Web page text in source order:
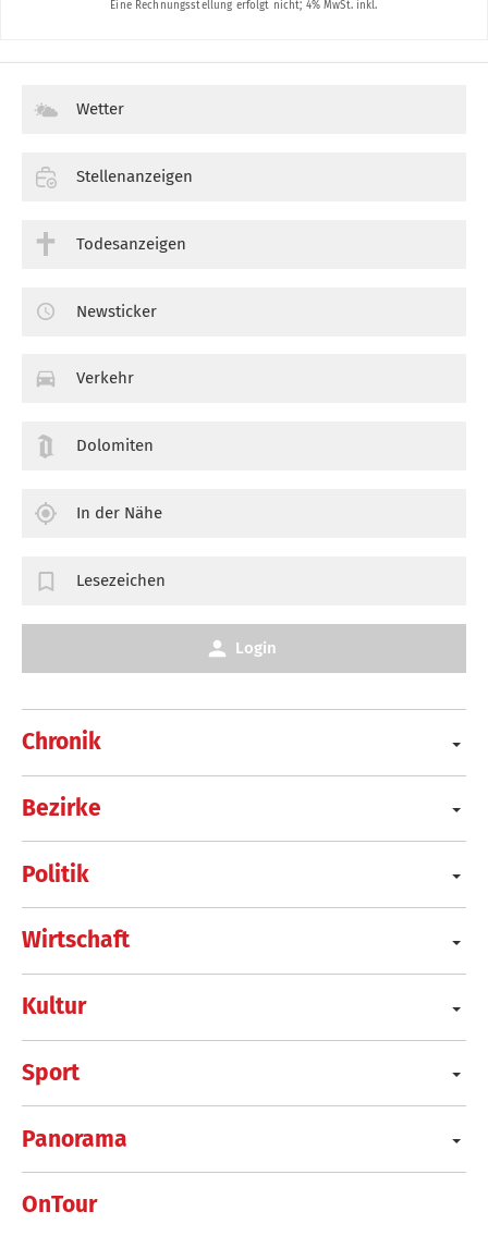
Chronik
Bezirke
Politik
Wirtschaft
Kultur
Sport
Panorama
OnTour
Wetter
Stellenanzeigen
Todesanzeigen
Newsticker
Verkehr
Dolomiten
In der Nähe
Lesezeichen
Login